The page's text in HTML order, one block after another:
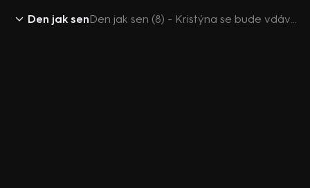
Den jak sen Den jak sen (8) - Kristýna se bude vdávat!